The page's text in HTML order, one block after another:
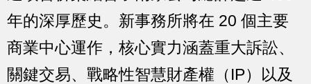
年的深厚歷史。新事務所將在 20 個主要
商業中心運作，核心實力涵蓋重大訴訟、
關鍵交易、戰略性智慧財產權（IP）以及